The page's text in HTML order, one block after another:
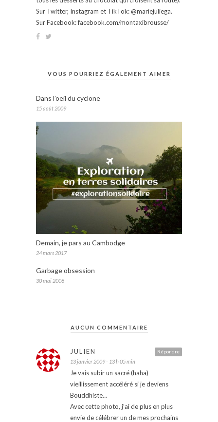
Sur Twitter, Instagram et TikTok: @mariejuliega.
Sur Facebook: facebook.com/montaxibrousse/
VOUS POURRIEZ ÉGALEMENT AIMER
Dans l’oeil du cyclone
15 août 2009
Demain, je pars au Cambodge
24 mars 2017
Garbage obsession
30 mai 2008
AUCUN COMMENTAIRE
Répondre
JULIEN
13 janvier 2009 - 13 h 05 min
Je vais subir un sacré (haha)
vieillissement accéléré si je deviens
Bouddhiste…
Avec cette photo, j’ai de plus en plus
envie de célébrer un de mes prochains